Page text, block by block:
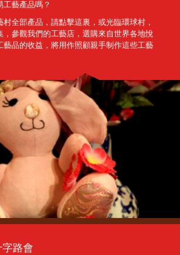
工藝產品嗎？
全部產品，請點擊這裏，或光臨環球村，
，參觀我們的工藝店，選購來自世界各地悅
藝品的收益，將用作照顧親手制作這些工藝
路會